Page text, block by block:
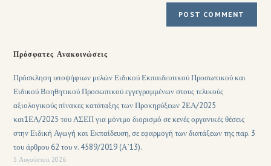
Πρόσφατες Ανακοινώσεις
Πρόσκληση υποψήφιων μελών Ειδικού Εκπαιδευτικού Προσωπικού και
Ειδικού Βοηθητικού Προσωπικού εγγεγραμμένων στους τελικούς
αξιολογικούς πίνακες κατάταξης των Προκηρύξεων 2ΕΑ/2025
και1ΕΑ/2025 του ΑΣΕΠ για μόνιμο διορισμό σε κενές οργανικές θέσεις
στην Ειδική Αγωγή και Εκπαίδευση, σε εφαρμογή των διατάξεων της παρ. 3
του άρθρου 62 του ν. 4589/2019 (Α΄13).
5 Αυγούστου, 2026